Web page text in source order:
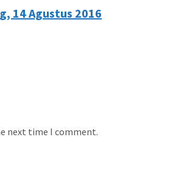
14 Agustus 2016
next time I comment.